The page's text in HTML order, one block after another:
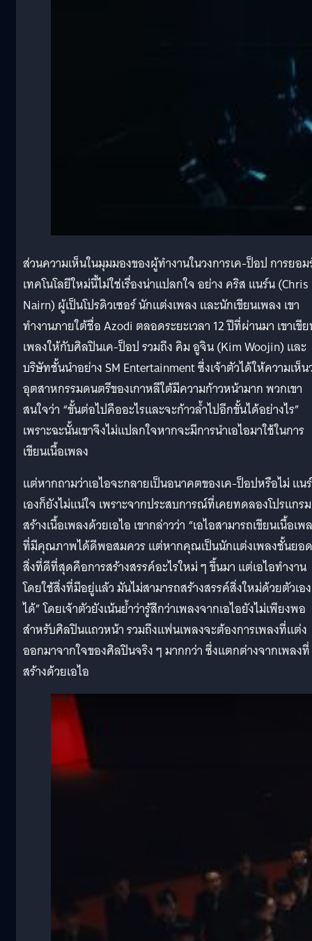
ส่วนความเห็นในมุมมองของผู้ทำงานในวงการเค-ป็อป การยอ
เทคโนโลยีใหม่นี้ไม่ใช่เรื่องน่าแปลกใจ อย่าง คริส แนร์น (Chris
Nairn) ผู้เป็นโปรดิวเซอร์ นักแต่งเพลง และนักเขียนเพลง เขา
ทำงานภายใต้ชื่อ Azodi ตลอดระยะเวลา 12 ปีที่ผ่านมา เขาเขี
เพลงให้กับศิลปินเค-ป็อป รวมถึง คิม อูจิน (Kim Woojin) และ
บริษัทชั้นนำอย่าง SM Entertainment ซึ่งเจ้าตัวได้ให้ความเห็น
อุตสาหกรรมดนตรีของเกาหลีใต้มีความก้าวหน้ามาก พวกเขา
สนใจว่า “ขั้นต่อไปคืออะไรและจะก้าวล้ำไปอีกขั้นได้อย่างไร”
เพราะฉะนั้นเขาจึงไม่แปลกใจหากจะมีการนำเอไอมาใช้ในการ
เขียนเนื้อเพลง
แต่หากถามว่าเอไอจะกลายเป็นอนาคตของเค-ป็อปหรือไม่ แน
เองก็ยังไม่แน่ใจ เพราะจากประสบการณ์ที่เคยทดลองโปรแกรม
สร้างเนื้อเพลงด้วยเอไอ เขากล่าวว่า “เอไอสามารถเขียนเนื้อเพ
ที่มีคุณภาพได้ดีพอสมควร แต่หากคุณเป็นนักแต่งเพลงชั้นยอด
สิ่งที่ดีที่สุดคือการสร้างสรรค์อะไรใหม่ ๆ ขึ้นมา แต่เอไอทำงาน
โดยใช้สิ่งที่มีอยู่แล้ว มันไม่สามารถสร้างสรรค์สิ่งใหม่ด้วยตัวเอง
ได้” โดยเจ้าตัวยังเน้นย้ำว่ารู้สึกว่าเพลงจากเอไอยังไม่เพียงพอ
สำหรับศิลปินแถวหน้า รวมถึงแฟนเพลงจะต้องการเพลงที่แต่ง
ออกมาจากใจของศิลปินจริง ๆ มากกว่า ซึ่งแตกต่างจากเพลงที่
สร้างด้วยเอไอ